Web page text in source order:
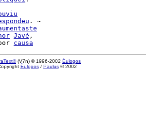
. ~
Javé ,
causa
(V7n) © 1996-2002 Èulogos
Èulogos/ Paulus© 2002